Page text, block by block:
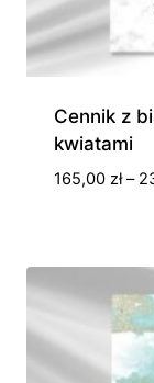
Cennik z
kwiatami
165,00 zł –